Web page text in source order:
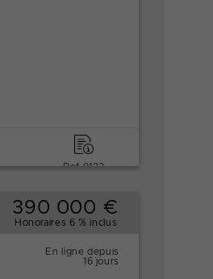
Ref 9132
390 000 €
Honoraires 6 % inclus
En ligne depuis
16 jours